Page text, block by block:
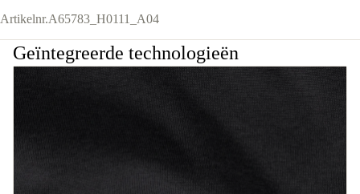
Artikelnr.A65783_H0111_A04
Geïntegreerde technologieën